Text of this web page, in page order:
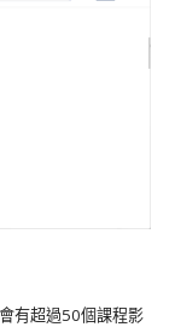
有超過50個課程影